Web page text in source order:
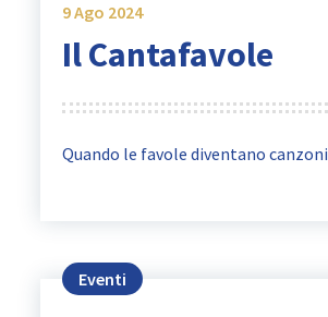
9Ago 2024
Il Cantafavole
Quando le favole diventano canzoni
Eventi